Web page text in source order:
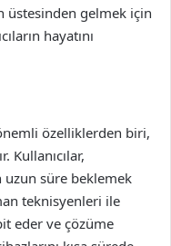
üstesinden gelmek için
hayatını
özelliklerden biri,
Kullanıcılar,
uzun süre beklemek
teknisyenleri ile
eder ve çözüme